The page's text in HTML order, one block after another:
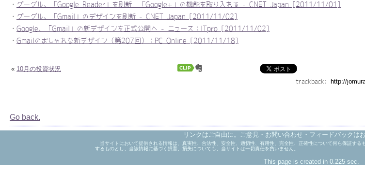
・ グーグル、「Google Reader」を刷新–「Google+」の機能を取り入れる - CNET Japan [2011/11/01]
・ グーグル、「Gmail」のデザインを刷新 - CNET Japan [2011/11/02]
・ Google、「Gmail」の新デザインを正式公開へ - ニュース：ITpro [2011/11/02]
・ Gmailのおしゃれな新デザイン（第207回）：PC Online [2011/11/18]
« 10月の投資状況
trackback:
Go back.
リンクはご自由に。ご意見・お問い合わせ・フィードバックは
当サイトにおいて提供される情報は、真実性、合法性、安全性、適切性、有用性、完全性、正確性について何ら保証する
するものとし、当該情報に基づく損害、損失についても、当サイトは一切責任を負いません。
This page is created in 0.225 sec.